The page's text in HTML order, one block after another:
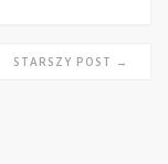
STARSZY POST →